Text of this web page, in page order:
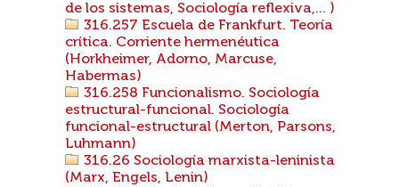
de los sistemas, Sociología reflexiva,... )
316.257 Escuela de Frankfurt. Teoría
crítica. Corriente hermenéutica
(Horkheimer, Adorno, Marcuse,
Habermas)
316.258 Funcionalismo. Sociología
estructural-funcional. Sociología
funcional-estructural (Merton, Parsons,
Luhmann)
316.26 Sociología marxista-leninista
(Marx, Engels, Lenin)